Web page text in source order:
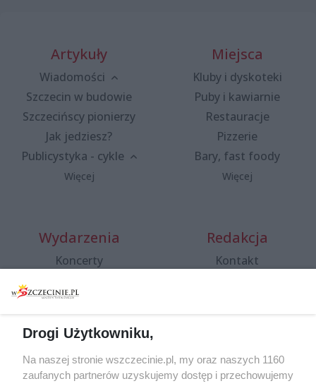
Artykuły
Wiadomości
Szczecin w budowie
Szczecińscy pionierzy
Jak jedziesz?
Publicystyka - cykle
Więcej
Miejsca
Kluby i dyskoteki
Puby i kawiarnie
Restauracje
Pizzerie
Bary, fast foody
Więcej
Wydarzenia
Koncerty
Spacery i oprowadzania
targi
Wernisaże
Więcej
Redakcja
Kontakt
Specjalny koncert z okazji
20. urodzin portalu
Drogi Użytkowniku,
Na naszej stronie wszczecinie.pl, my oraz naszych 1160
zaufanych partnerów uzyskujemy dostęp i przechowujemy